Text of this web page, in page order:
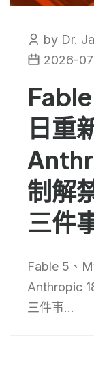
by Dr.
2026-
日重
制解
三件
Fable 5、
Anthropic
三件事...